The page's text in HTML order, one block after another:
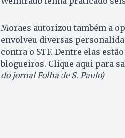
Moraes autorizou também a
envolveu diversas
contra o STF. Dentre elas
blogueiros. Clique aqui para
do jornal Folha de S. Paulo)